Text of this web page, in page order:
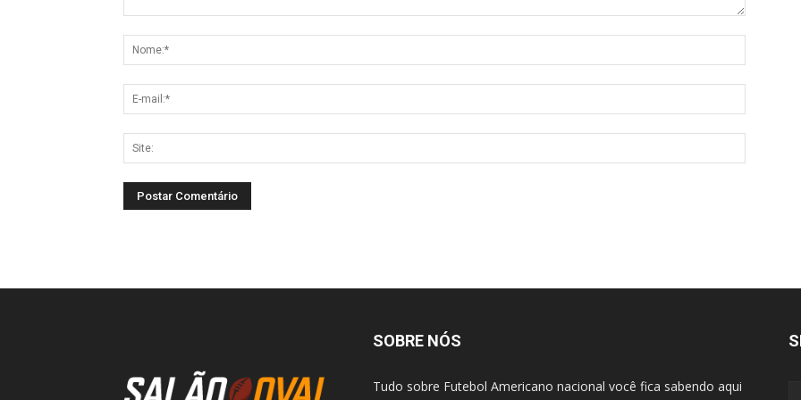
SOBRE NÓS
Tudo sobre Futebol Americano nacional você fica sabendo aqui